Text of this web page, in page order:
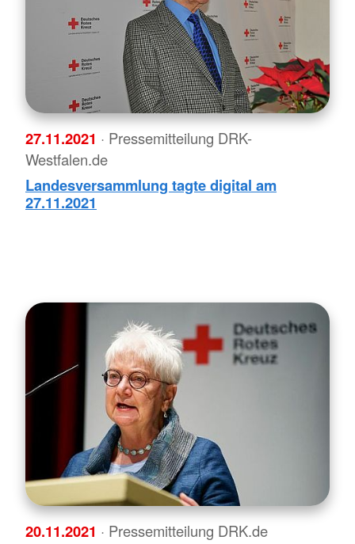
27.11.2021 · Pressemitteilung DRK-
Westfalen.de
Landesversammlung tagte digital am
27.11.2021
20.11.2021 · Pressemitteilung DRK.de